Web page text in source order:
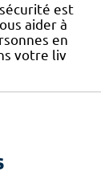
est
aider à
en
votre liv